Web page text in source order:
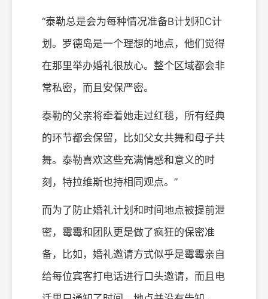
“泰勒总是会为每种情况准备B计划和C计
划。罗德岛是一个理想的地点，他们觉得
在那里举办婚礼很放心。整个区域都会非
常私密，而且安保严密。
泰勒的父亲将牵着她走过红毯，所有经典
的环节都会保留，比如父女共舞和母子共
舞。泰勒喜欢这些充满情感和意义的时
刻，特拉维斯也持相同观点。”
而为了防止婚礼计划和时间地点被提前泄
密，霉霉和团队更是做了疯狂的保密准
备，比如，婚礼邀请方式似乎是霉霉亲自
给每位宾客打电话进行口头邀请，而且电